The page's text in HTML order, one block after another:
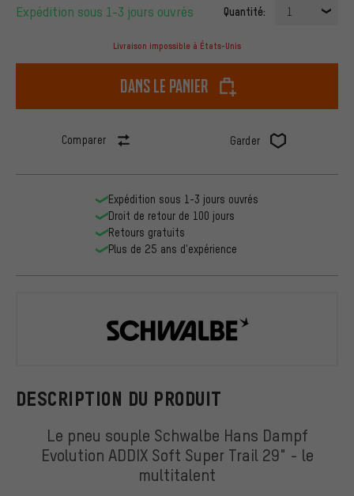
Expédition sous 1-3 jours ouvrés Quantité: 1
Livraison impossible à États-Unis
dans le panier
Comparer Garder
DESCRIPTION DU PRODUIT
Le pneu souple Schwalbe Hans Dampf
Evolution ADDIX Soft Super Trail 29" - le
multitalent
Expédition sous 1-3 jours ouvrés
Droit de retour de 100 jours
Retours gratuits
Plus de 25 ans d'expérience